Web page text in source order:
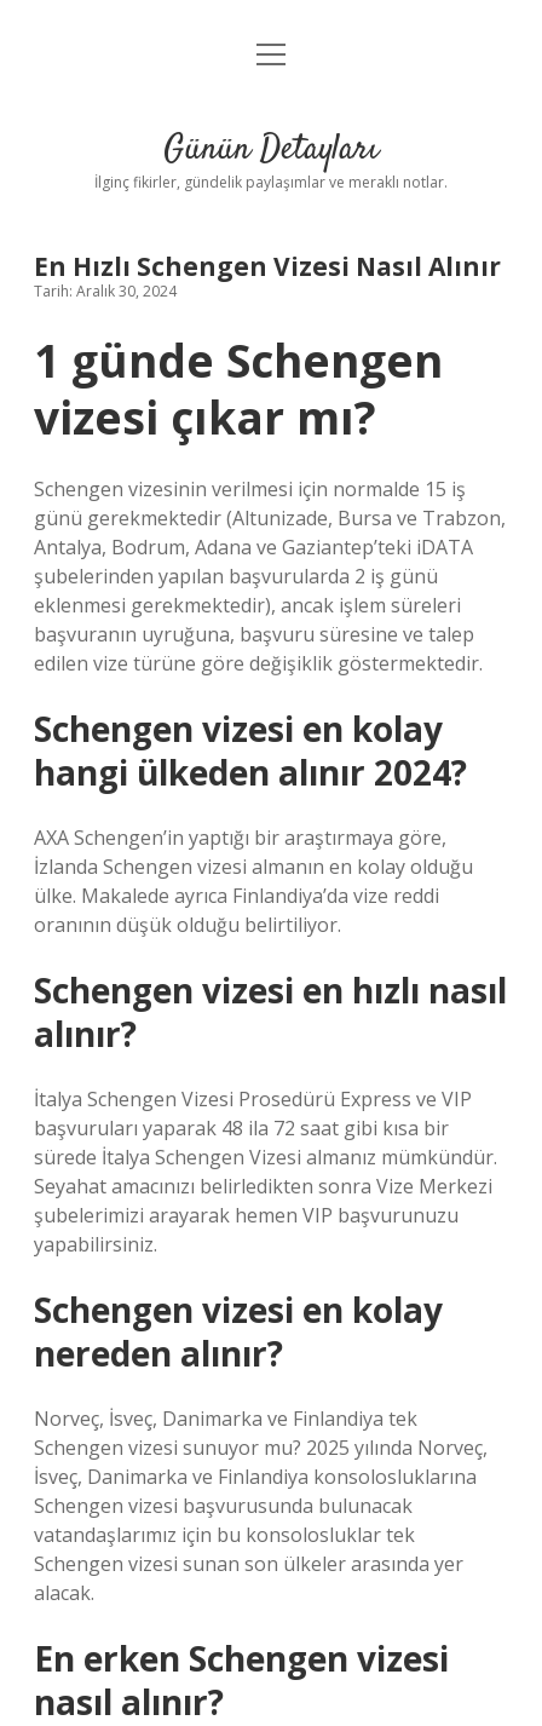
Gizlilik Politikası
Yasal Uyarı
menüyü
Günün Detayları
İlginç fikirler, gündelik paylaşımlar ve meraklı notlar.
En Hızlı Schengen Vizesi Nasıl Alınır
Tarih: Aralık 30, 2024
1 günde Schengen
vizesi çıkar mı?
Schengen vizesinin verilmesi için normalde 15 iş
günü gerekmektedir (Altunizade, Bursa ve Trabzon,
Antalya, Bodrum, Adana ve Gaziantep’teki iDATA
şubelerinden yapılan başvurularda 2 iş günü
eklenmesi gerekmektedir), ancak işlem süreleri
başvuranın uyruğuna, başvuru süresine ve talep
edilen vize türüne göre değişiklik göstermektedir.
Schengen vizesi en kolay
hangi ülkeden alınır 2024?
AXA Schengen’in yaptığı bir araştırmaya göre,
İzlanda Schengen vizesi almanın en kolay olduğu
ülke. Makalede ayrıca Finlandiya’da vize reddi
oranının düşük olduğu belirtiliyor.
Schengen vizesi en hızlı nasıl
alınır?
İtalya Schengen Vizesi Prosedürü Express ve VIP
başvuruları yaparak 48 ila 72 saat gibi kısa bir
sürede İtalya Schengen Vizesi almanız mümkündür.
Seyahat amacınızı belirledikten sonra Vize Merkezi
şubelerimizi arayarak hemen VIP başvurunuzu
yapabilirsiniz.
Schengen vizesi en kolay
nereden alınır?
Norveç, İsveç, Danimarka ve Finlandiya tek
Schengen vizesi sunuyor mu? 2025 yılında Norveç,
İsveç, Danimarka ve Finlandiya konsolosluklarına
Schengen vizesi başvurusunda bulunacak
vatandaşlarımız için bu konsolosluklar tek
Schengen vizesi sunan son ülkeler arasında yer
alacak.
En erken Schengen vizesi
nasıl alınır?